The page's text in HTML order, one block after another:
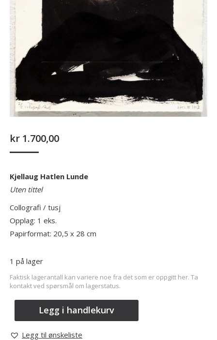
kr 1.700,00
Kjellaug Hatlen Lunde
Uten tittel
Collografi / tusj
Opplag: 1 eks.
Papirformat: 20,5 x 28 cm
1 på lager
Faktisk lagerantall kan variere noe fra det som er oppgitt her. Ta
kontakt ved spørsmål om lagerstatus.
Legg i handlekurv
Legg til ønskeliste